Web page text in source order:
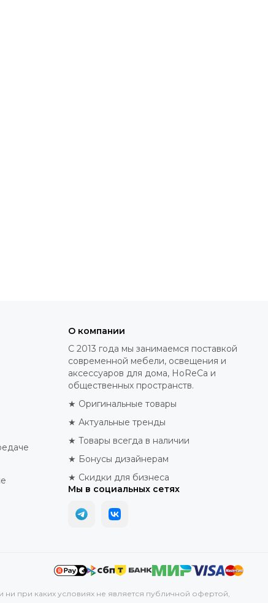
О компании
С 2013 года мы занимаемся поставкой
современной мебели, освещения и
аксессуаров для дома, HoReCa и
общественных пространств.
★ Оригинальные товары
★ Актуальные тренды
★ Товары всегда в наличии
★ Бонусы дизайнерам
★ Скидки для бизнеса
Мы в социальных сетях
ни при каких условиях не является публичной офертой,